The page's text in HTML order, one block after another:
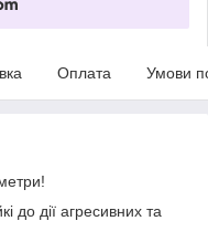
Оплата Умови
до дії агресивних та